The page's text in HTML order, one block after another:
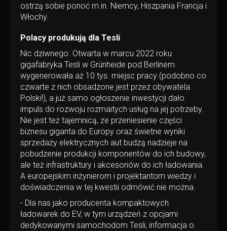
ostrzą sobie ponoć m.in. Niemcy, Hiszpania Francja i
Włochy.
Polacy produkują dla Tesli
Nic dziwnego. Otwarta w marcu 2022 roku
gigafabryka Tesli w Grünheide pod Berlinem
wygenerowała aż 10 tys. miejsc pracy (podobno co
czwarte z nich obsadzone jest przez obywatela
Polski!), a już samo ogłoszenie inwestycji dało
impuls do rozwoju rozmaitych usług na jej potrzeby.
Nie jest też tajemnicą, że przeniesienie części
biznesu giganta do Europy oraz świetne wyniki
sprzedaży elektrycznych aut budzą nadzieje na
pobudzenie produkcji komponentów do ich budowy,
ale też infrastruktury i akcesoriów do ich ładowania.
A europejskim inżynierom i projektantom wiedzy i
doświadczenia w tej kwestii odmówić nie można.
- Dla nas jako producenta kompaktowych
ładowarek do EV, w tym urządzeń z opcjami
dedykowanymi samochodom Tesli, informacja o